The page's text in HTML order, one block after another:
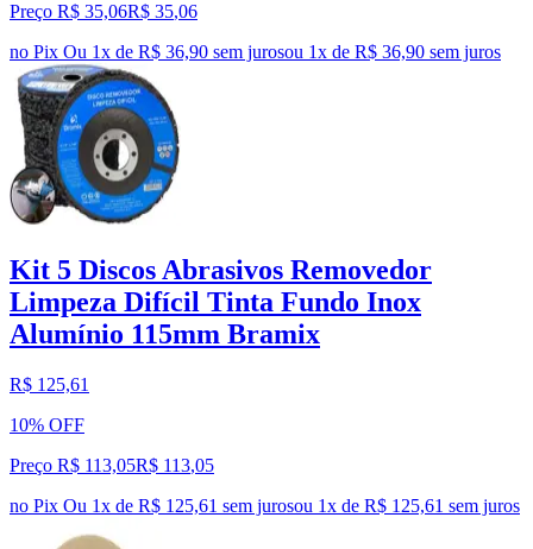
Preço R$ 35,06R$ 35,06
no Pix Ou 1x de R$ 36,90 sem jurosou 1x de R$ 36,90 sem juros
Kit 5 Discos Abrasivos Removedor
Limpeza Difícil Tinta Fundo Inox
Alumínio 115mm Bramix
R$ 125,61
10% OFF
Preço R$ 113,05R$ 113,05
no Pix Ou 1x de R$ 125,61 sem jurosou 1x de R$ 125,61 sem juros